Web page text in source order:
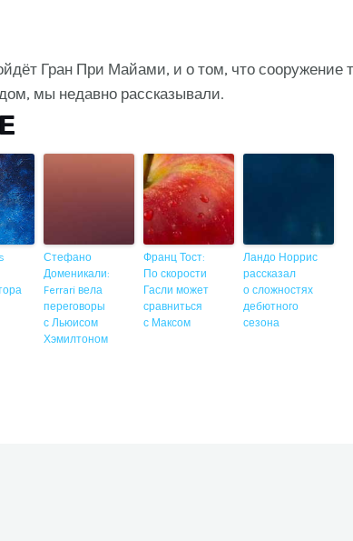
Гран При Майами, и о том, что сооружение
мы недавно рассказывали.
Стефано
Доменикали:
Ferrari вела
переговоры
с Льюисом
Хэмилтоном
Франц Тост:
По скорости
Гасли может
сравниться
с Максом
Ландо Норрис
рассказал
о сложностях
дебютного
сезона